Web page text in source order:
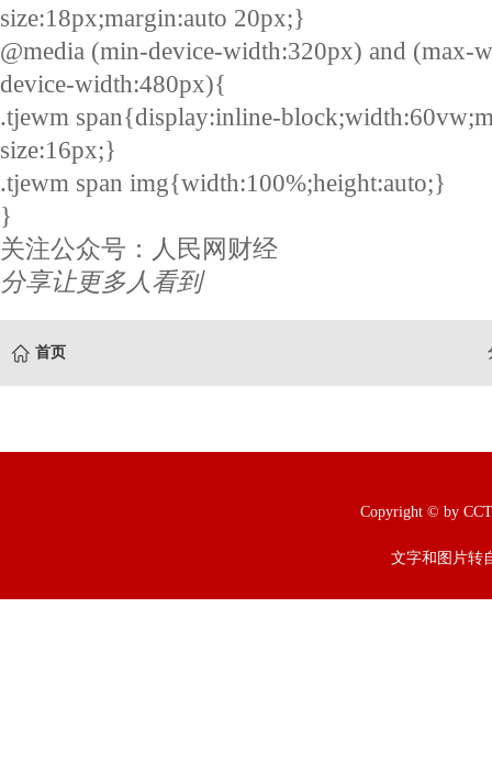
size:18px;margin:auto 20px;}
@media (min-device-width:320px) and (max-
device-width:480px){
.tjewm span{display:inline-
size:16px;}
.tjewm span img{width:100%;height:auto;}
}
关注公众号：人民网财经
分享让更多人看到
首页
Copyright © by
文字和图片转